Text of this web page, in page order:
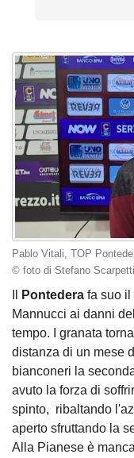
Pablo Vitali, TOP
© foto di Stefano Scarpetti
Pontedera fa suo il
Mannucci ai danni
tempo. I granata
distanza di un mese
bianconeri la
avuto la forza di
spinto, ribaltando
aperto sfruttando la
Alla Pianese è